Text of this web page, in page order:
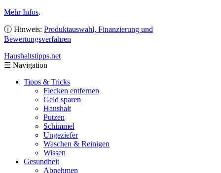
Mehr Infos.
ⓘ Hinweis: Produktauswahl, Finanzierung und
Bewertungsverfahren
Haushaltstipps.net
☰ Navigation
Tipps & Tricks
Flecken entfernen
Geld sparen
Haushalt
Putzen
Schimmel
Ungeziefer
Waschen & Reinigen
Wissen
Gesundheit
Abnehmen